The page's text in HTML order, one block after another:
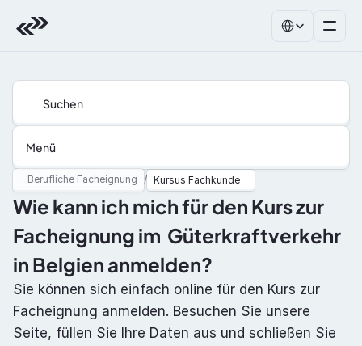
Menü
Suchen
Berufliche Facheignung / Kursus Fachkunde
Wie kann ich mich für den Kurs zur
Facheignung im  Güterkraftverkehr
in Belgien anmelden?
Sie können sich einfach online für den Kurs zur
Facheignung anmelden. Besuchen Sie unsere
Seite, füllen Sie Ihre Daten aus und schließen Sie